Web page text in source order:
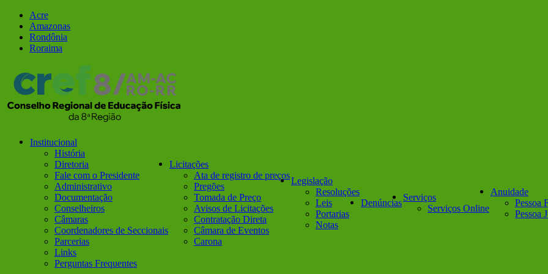
para
conteúdo
Facebook
Instagram
Acre
Amazonas
Rondônia
Roraima
Institucional
História
Diretoria
Fale com o Presidente
Administrativo
Documentação
Conselheiros
Câmaras
Coordenadores de Seccionais
Parcerias
Links
Perguntas Frequentes
Licitações
Ata de registro de preços
Pregões
Tomada de Preço
Avisos de Licitações
Contratação Direta
Câmara de Eventos
Carona
Legislação
Resoluções
Leis
Portarias
Notas
Denúncias
Serviços
Serviços Online
Anuidade
Pessoa
Pessoa